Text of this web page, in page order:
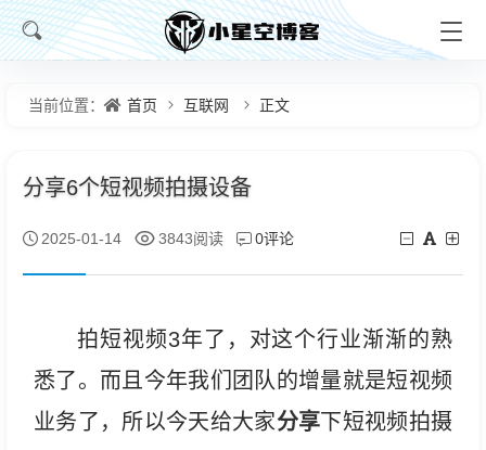
当前位置： 首页 互联网 正文
分享6个短视频拍摄设备
2025-01-14 3843阅读 0评论
拍短视频3年了，对这个行业渐渐的熟
悉了。而且今年我们团队的增量就是短视频
业务了，所以今天给大家分享下短视频拍摄